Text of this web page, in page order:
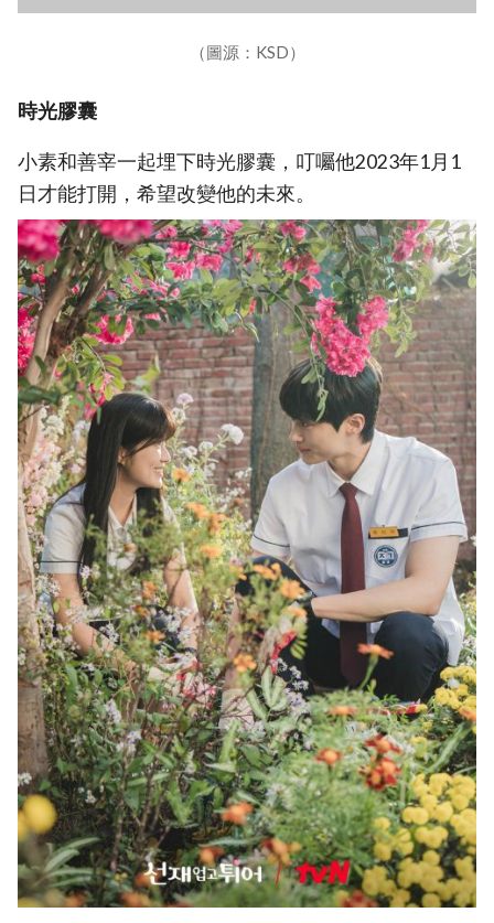
（圖源：KSD）
時光膠囊
小素和善宰一起埋下時光膠囊，叮囑他2023年1月1
日才能打開，希望改變他的未來。